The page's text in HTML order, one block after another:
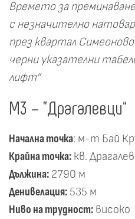
Времето за
с незначително
през квартал
черни указателни
лифт“
М3 – "Драгалевци“
Начална точка: м-т Бай
Крайна точка: кв.
Дължина: 2790 м
Денивелация: 535 м
Ниво на трудност: високо